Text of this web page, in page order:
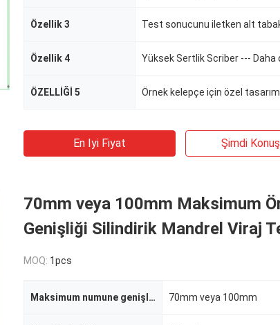
Özellik 3
Özellik 4 Yüksek Sertlik Scriber --- Daha
ÖZELLİĞİ 5
En Iyi Fiyat Şimdi
70mm veya 100mm Maksimum
Genişliği Silindirik Mandrel Viraj
MOQ: 1pcs
Maksimum numune genişliği 70mm veya 100mm